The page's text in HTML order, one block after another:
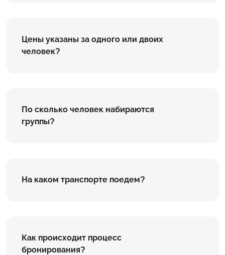
Цены указаны за одного или двоих
человек?
По сколько человек набираются
группы?
На каком транспорте поедем?
Как происходит процесс
бронирования?